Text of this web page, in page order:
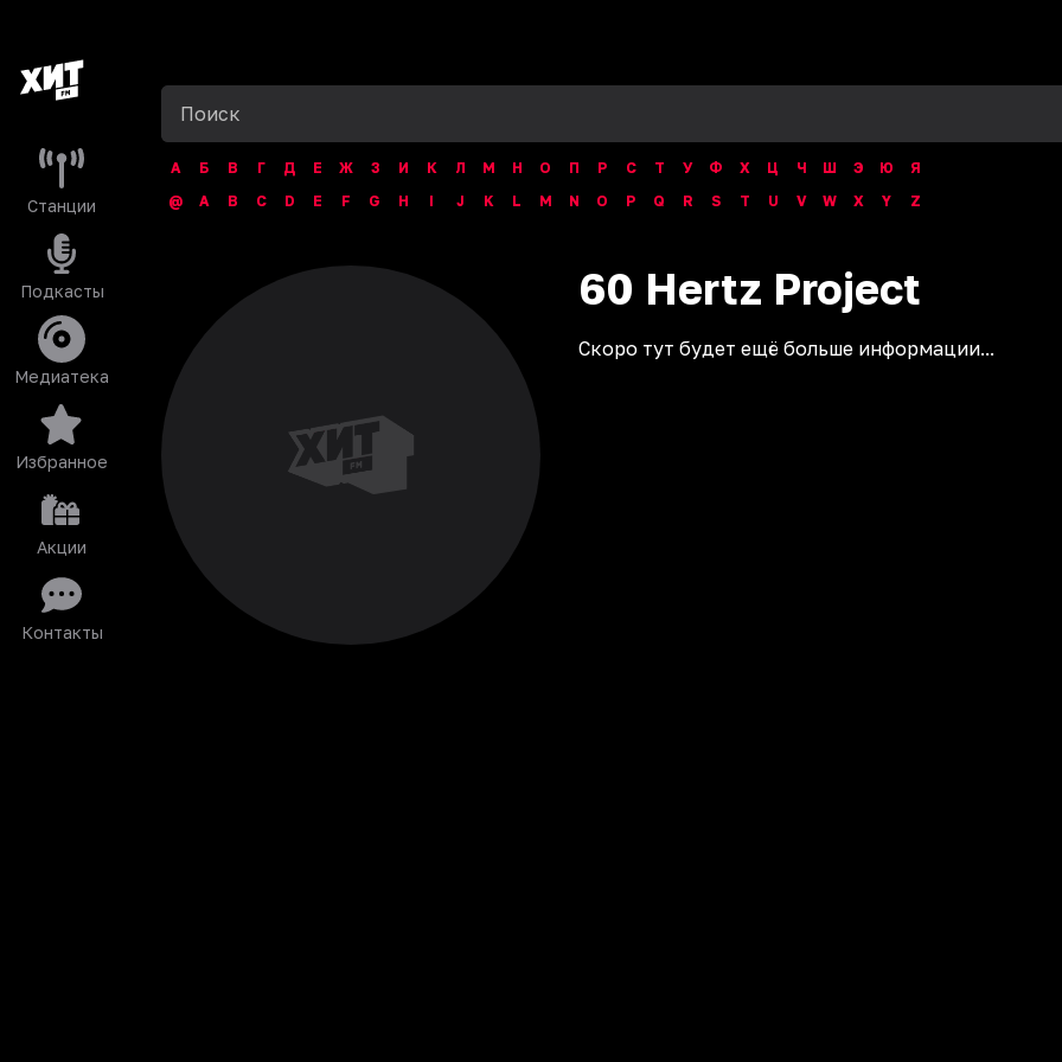
Станции
Подкасты
Медиатека
Избранное
Акции
Контакты
А Б В Г Д Е Ж З И К Л М Н О П Р С Т У Ф Х Ц Ч Ш Э Ю
Я
@
A B C D E F G H I J K L M N O P Q R S T U V W X Y Z
60 Hertz Project
Скоро тут будет ещё больше информации...